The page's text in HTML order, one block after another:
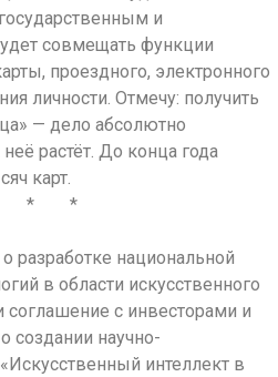
и
совмещать функции
проездного, электронного
личности. Отмечу: получить
— дело абсолютно
растёт. До конца года
карт.
* *
разработке национальной
в области искусственного
соглашение с инвесторами и
создании науч­но-
интел­лект в